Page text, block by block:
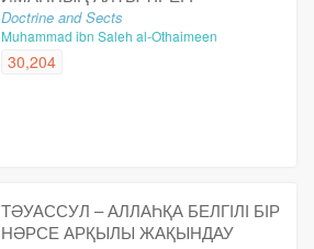
Doctrine and Sects
Muhammad ibn Saleh al-Othaimeen
30,204
ТӘУАССУЛ – АЛЛАҺҚА БЕЛГІЛІ БІР
НӘРСЕ АРҚЫЛЫ ЖАҚЫНДАУ